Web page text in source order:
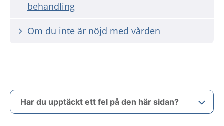
behandling
Om du inte är nöjd med vården
Har du upptäckt ett fel på den här sidan?